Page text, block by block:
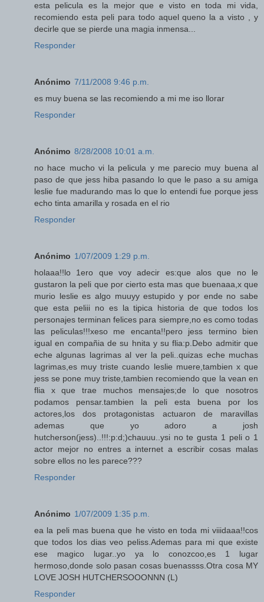
esta pelicula es la mejor que e visto en toda mi vida,
recomiendo esta peli para todo aquel queno la a visto , y
decirle que se pierde una magia inmensa...
Responder
Anónimo 7/11/2008 9:46 p.m.
es muy buena se las recomiendo a mi me iso llorar
Responder
Anónimo 8/28/2008 10:01 a.m.
no hace mucho vi la pelicula y me parecio muy buena al
paso de que jess hiba pasando lo que le paso a su amiga
leslie fue madurando mas lo que lo entendi fue porque jess
echo tinta amarilla y rosada en el rio
Responder
Anónimo 1/07/2009 1:29 p.m.
holaaa!!lo 1ero que voy adecir es:que alos que no le
gustaron la peli que por cierto esta mas que buenaaa,x que
murio leslie es algo muuyy estupido y por ende no sabe
que esta peliii no es la tipica historia de que todos los
personajes terminan felices para siempre,no es como todas
las peliculas!!!xeso me encanta!!pero jess termino bien
igual en compañia de su hnita y su flia:p.Debo admitir que
eche algunas lagrimas al ver la peli..quizas eche muchas
lagrimas,es muy triste cuando leslie muere,tambien x que
jess se pone muy triste,tambien recomiendo que la vean en
flia x que trae muchos mensajes;de lo que nosotros
podamos pensar.tambien la peli esta buena por los
actores,los dos protagonistas actuaron de maravillas
ademas que yo adoro a josh
hutcherson(jess)..!!!:p:d;)chauuu..ysi no te gusta 1 peli o 1
actor mejor no entres a internet a escribir cosas malas
sobre ellos no les parece???
Responder
Anónimo 1/07/2009 1:35 p.m.
ea la peli mas buena que he visto en toda mi viiidaaa!!cos
que todos los dias veo peliss.Ademas para mi que existe
ese magico lugar..yo ya lo conozcoo,es 1 lugar
hermoso,donde solo pasan cosas buenassss.Otra cosa MY
LOVE JOSH HUTCHERSOOONNN (L)
Responder